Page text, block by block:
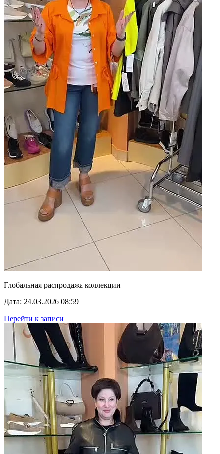
Глобальная распродажа коллекции
Дата: 24.03.2026 08:59
Перейти к записи